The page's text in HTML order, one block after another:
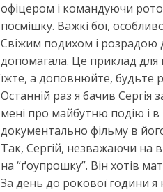
офіцером і командуючи
посмішку. Важкі бої,
Свіжим подихом і розрадою
допомагала. Це приклад для
їжте, а доповнюйте, будьте
Останній раз я бачив Сергія
мені про майбутню подію і
документально фільму в
Так, Сергій, незважаючи на
на “ґоупрошку”. Він хотів
За день до рокової години я